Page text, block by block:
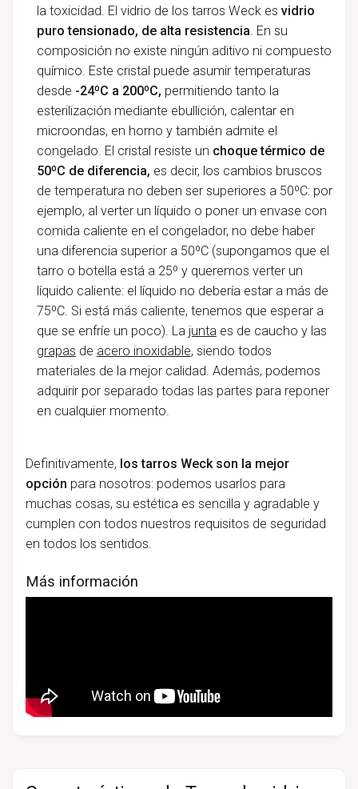
la toxicidad. El vidrio de los tarros Weck es vidrio
puro tensionado, de alta resistencia. En su
composición no existe ningún aditivo ni compuesto
químico. Este cristal puede asumir temperaturas
desde -24ºC a 200ºC, permitiendo tanto la
esterilización mediante ebullición, calentar en
microondas, en horno y también admite el
congelado. El cristal resiste un choque térmico de
50ºC de diferencia, es decir, los cambios bruscos
de temperatura no deben ser superiores a 50ºC: por
ejemplo, al verter un líquido o poner un envase con
comida caliente en el congelador, no debe haber
una diferencia superior a 50ºC (supongamos que el
tarro o botella está a 25º y queremos verter un
líquido caliente: el líquido no debería estar a más de
75ºC. Si está más caliente, tenemos que esperar a
que se enfríe un poco). La juntaes de caucho y las
grapas de acero inoxidable, siendo todos
materiales de la mejor calidad. Además, podemos
adquirir por separado todas las partes para reponer
en cualquier momento.
Definitivamente, los tarros Weck son la mejor
opción para nosotros: podemos usarlos para
muchas cosas, su estética es sencilla y agradable y
cumplen con todos nuestros requisitos de seguridad
en todos los sentidos.
Más información